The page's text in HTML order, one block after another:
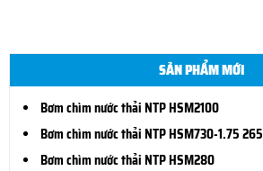
SẢN PHẨM MỚI
Bơm chìm nước thải NTP HSM2100
Bơm chìm nước thải NTP HSM730-1.75 265
Bơm chìm nước thải NTP HSM280